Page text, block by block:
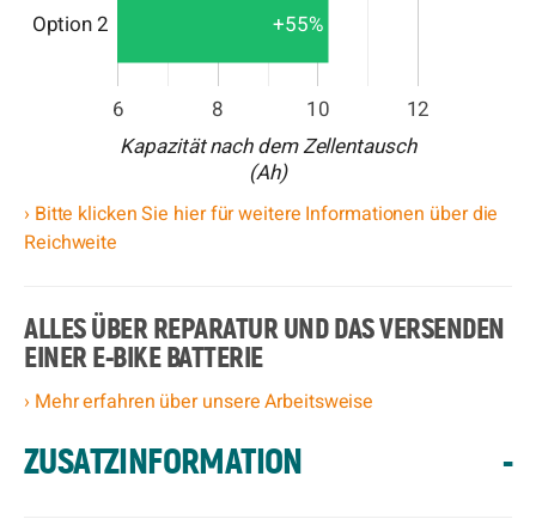
6 8 10 12
Option 2 +55%
Kapazität nach dem Zellentausch
(Ah)
› Bitte klicken Sie hier für weitere Informationen über die
Reichweite
ALLES ÜBER REPARATUR UND DAS VERSENDEN
EINER E-BIKE BATTERIE
› Mehr erfahren über unsere Arbeitsweise
ZUSATZINFORMATION -